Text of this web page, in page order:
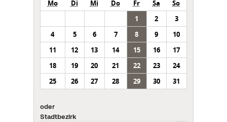
Mo Di Mi Do Fr Sa
So
1
2
3
4
5 6 7 8 9
10
11
12 13 14 15 16
17
18
19 20 21 22 23
24
25
26 27 28 29 30 31
oder
Stadtbezirk